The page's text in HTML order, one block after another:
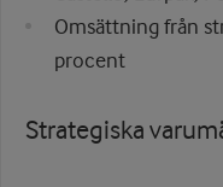
Omsättning från
procent
Strategiska